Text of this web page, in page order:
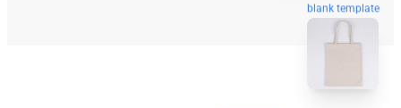
blank template